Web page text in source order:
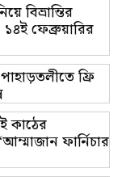
বিভ্রান্তির
ফেব্রুয়ারির
ফ্রি
কাঠের
ফার্নিচার